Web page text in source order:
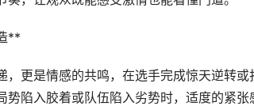
**
，更是情感的共鸣，在选手完成惊天逆转
势陷入胶着或队伍陷入劣势时，适度的紧